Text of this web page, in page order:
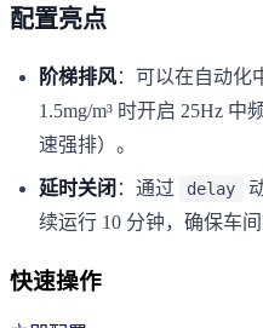
配置亮点
阶梯排风：可以在自动化
1.5mg/m³ 时开启 25Hz 中
速强排）。
延时关闭 ：通过 delay
续运行 10 分钟，确保车间
快速操作